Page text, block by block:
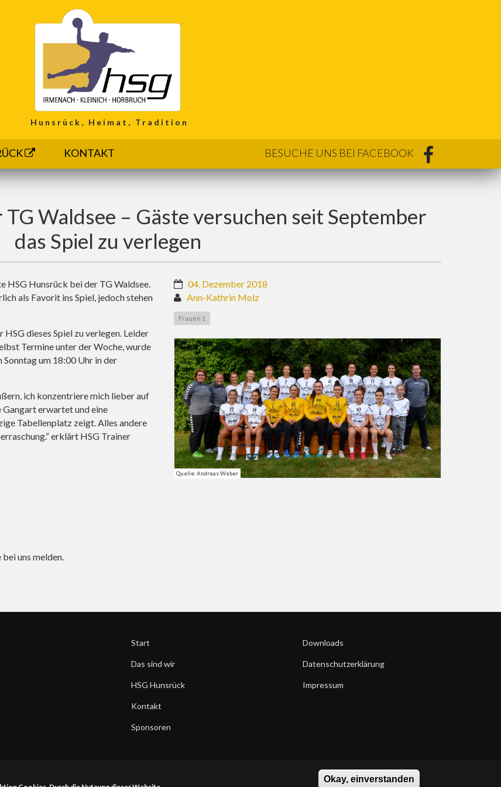
Hunsrück, Heimat, Tradition
KONTAKT BESUCHE UNS BEI FACEBOOK
Waldsee – Gäste versuchen seit September
das Spiel zu verlegen
HSG Hunsrück bei der TG Waldsee.
als Favorit ins Spiel, jedoch stehen
dieses Spiel zu verlegen. Leider
Termine unter der Woche, wurde
Sonntag um 18:00 Uhr in der
ich konzentriere mich lieber auf
Gangart erwartet und eine
Tabellenplatz zeigt. Alles andere
erklärt HSG Trainer
uns melden.
04. Dezember 2018
Ann-Kathrin Molz
Frauen 1
Quelle: Andreas Weber
Start
Das sind wir
HSG Hunsrück
Kontakt
Sponsoren
Downloads
Datenschutzerklärung
Impressum
Okay, einverstanden